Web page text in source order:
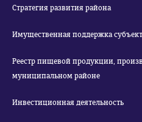
Стратегия развития района
Имущественная поддержка
Реестр пищевой продукции,
муниципальном районе
Инвестиционная деятельность